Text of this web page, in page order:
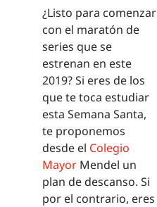
¿Listo para comenzar
con el maratón de
series que se
estrenan en este
2019? Si eres de los
que te toca estudiar
esta Semana Santa,
te proponemos
desde el Colegio
Mayor Mendel un
plan de descanso. Si
por el contrario, eres